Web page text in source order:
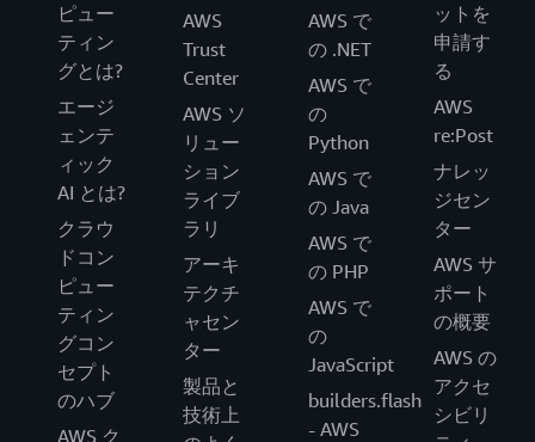
ピュー
ティン
グとは?
エージ
ェンテ
ィック
AI とは?
クラウ
ドコン
ピュー
ティン
グコン
セプト
のハブ
AWS ク
AWS
Trust
Center
AWS ソ
リュー
ション
ライブ
ラリ
アーキ
テクチ
ャセン
ター
製品と
技術上
AWS で
の .NET
AWS で
の
Python
AWS で
の Java
AWS で
の PHP
AWS で
の
JavaScript
builders.flash
- AWS
ットを
申請す
る
AWS
re:Post
ナレッ
ジセン
ター
AWS サ
ポート
の概要
AWS の
アクセ
シビリ